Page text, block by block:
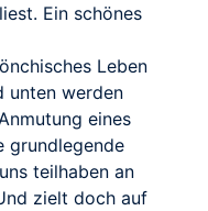
Ein schönes
Leben
unten werden
eines
grundlegende
teilhaben an
zielt doch auf